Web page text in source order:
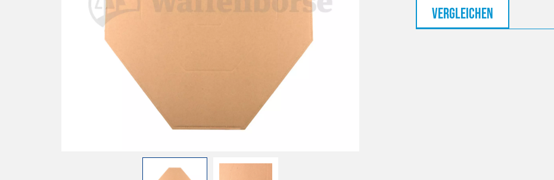
vergleichen